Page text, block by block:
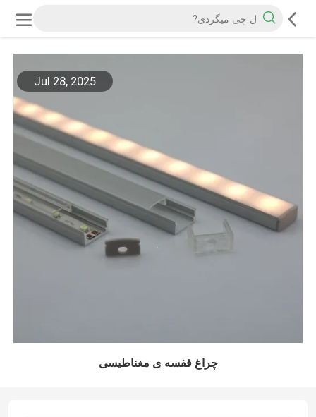
Jul 28, 2025
چراغ قفسه ی مغناطیسی